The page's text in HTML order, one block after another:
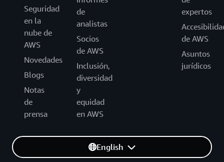
Seguridad
en la
nube de
AWS
Novedades
Blogs
Notas
de
prensa
de
analistas
Socios
de AWS
Inclusión,
diversidad
y
equidad
en AWS
expertos
de AWS
Asuntos
jurídicos
English